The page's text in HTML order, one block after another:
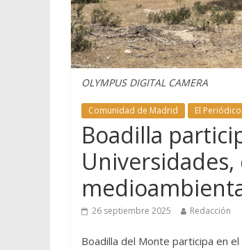
OLYMPUS DIGITAL CAMERA
Comunidad de Madrid El Periódico
Boadilla
26 septiembre 2025 Redacción
Boadilla del Monte participa en